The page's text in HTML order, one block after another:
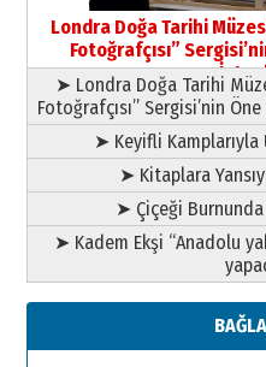
Şampiyonluk
yazar
11 Mayıs 2026
Londra Doğa Tarihi
Fotoğrafçısı”
➤ Londra Doğa Tarihi
Fotoğrafçısı” Sergisi’nin
➤ Keyifli Kamplarıyla
➤ Kitaplara
➤ Çiçeği
➤ Kadem Ekşi “Anadolu